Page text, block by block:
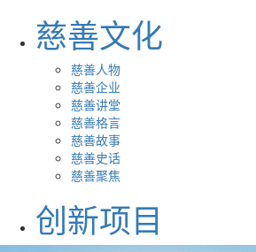
慈善文化
慈善人物
慈善企业
慈善讲堂
慈善格言
慈善故事
慈善史话
慈善聚焦
创新项目